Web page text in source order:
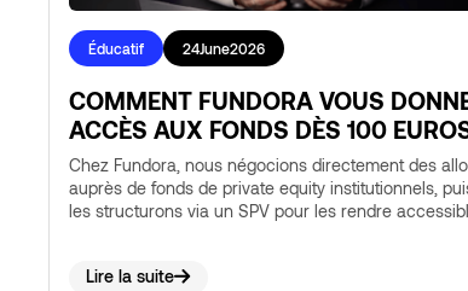
Éducatif 24June2026
COMMENT FUNDORA VOUS
ACCÈS AUX FONDS DÈS 100
Chez Fundora, nous négocions directement des
auprès de fonds de private equity institutionnels,
les structurons via un SPV pour les rendre
professionnel vis-à-vis du fonds, un modèle encadré
Lire la suite